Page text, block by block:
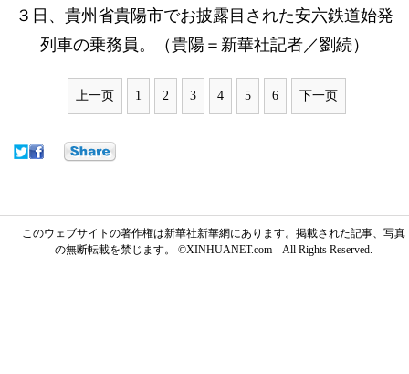
３日、貴州省貴陽市でお披露目された安六鉄道始発
列車の乗務員。（貴陽＝新華社記者／劉続）
上一页 1 2 3 4 5 6 下一页
このウェブサイトの著作権は新華社新華網にあります。掲載された記事、写真
の無断転載を禁じます。 ©XINHUANET.com All Rights Reserved.